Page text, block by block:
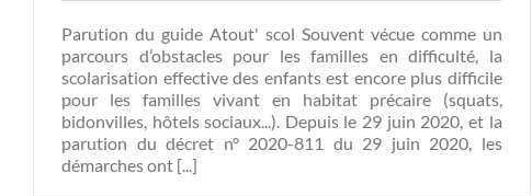
Parution du guide Atout' scol Souvent vécue comme un
parcours d’obstacles pour les familles en difficulté, la
scolarisation effective des enfants est encore plus difficile
pour les familles vivant en habitat précaire (squats,
bidonvilles, hôtels sociaux...). Depuis le 29 juin 2020, et la
parution du décret n° 2020-811 du 29 juin 2020, les
démarches ont [...]